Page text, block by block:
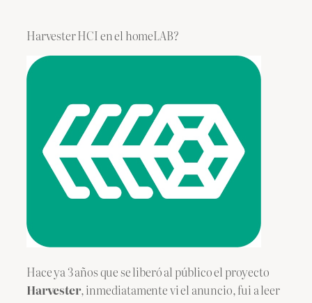
Harvester HCI en el homeLAB?
Hace ya 3 años que se liberó al público el proyecto
Harvester, inmediatamente vi el anuncio, fui a leer